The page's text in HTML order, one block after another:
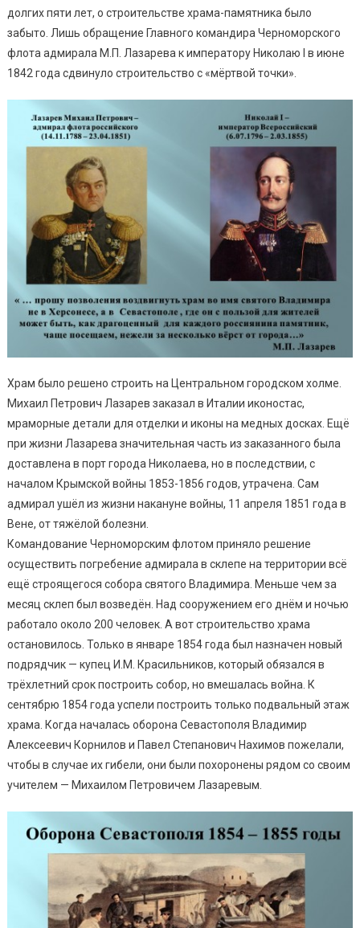
долгих пяти лет, о строительстве храма-памятника было
забыто. Лишь обращение Главного командира Черноморского
флота адмирала М.П. Лазарева к императору Николаю I в июне
1842 года сдвинуло строительство с «мёртвой точки».
Храм было решено строить на Центральном городском холме.
Михаил Петрович Лазарев заказал в Италии иконостас,
мраморные детали для отделки и иконы на медных досках. Ещё
при жизни Лазарева значительная часть из заказанного была
доставлена в порт города Николаева, но в последствии, с
началом Крымской войны 1853-1856 годов, утрачена. Сам
адмирал ушёл из жизни накануне войны, 11 апреля 1851 года в
Вене, от тяжёлой болезни.
Командование Черноморским флотом приняло решение
осуществить погребение адмирала в склепе на территории всё
ещё строящегося собора святого Владимира. Меньше чем за
месяц склеп был возведён. Над сооружением его днём и ночью
работало около 200 человек. А вот строительство храма
остановилось. Только в январе 1854 года был назначен новый
подрядчик — купец И.М. Красильников, который обязался в
трёхлетний срок построить собор, но вмешалась война. К
сентябрю 1854 года успели построить только подвальный этаж
храма. Когда началась оборона Севастополя Владимир
Алексеевич Корнилов и Павел Степанович Нахимов пожелали,
чтобы в случае их гибели, они были похоронены рядом со своим
учителем — Михаилом Петровичем Лазаревым.